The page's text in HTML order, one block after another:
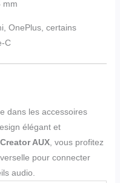
mm
OnePlus, certains
C
dans les accessoires
élégant et
Creator AUX, vous profitez
pour connecter
audio.